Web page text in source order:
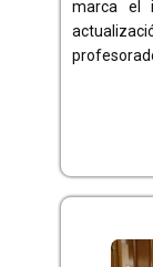
marca el